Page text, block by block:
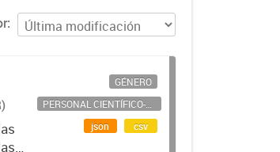
GÉNERO
PERSONAL CIENTÍFICO-TECNOLÓGICO
json
csv